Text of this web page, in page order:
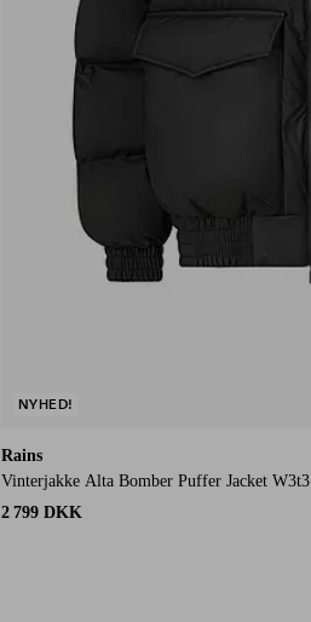
Rains
Vinterjakke Alta Bomber Puffer Jacket W3t3
2 799 DKK
NYHED!